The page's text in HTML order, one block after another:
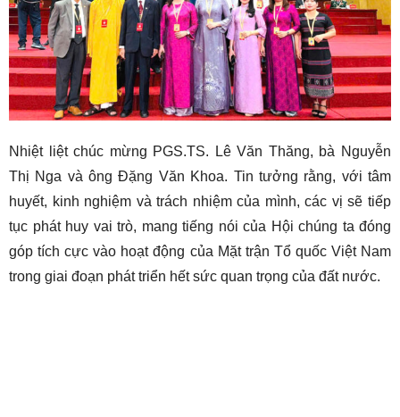
Nhiệt liệt chúc mừng PGS.TS. Lê Văn Thăng, bà Nguyễn
Thị Nga và ông Đặng Văn Khoa. Tin tưởng rằng, với tâm
huyết, kinh nghiệm và trách nhiệm của mình, các vị sẽ tiếp
tục phát huy vai trò, mang tiếng nói của Hội chúng ta đóng
góp tích cực vào hoạt động của Mặt trận Tổ quốc Việt Nam
trong giai đoạn phát triển hết sức quan trọng của đất nước.